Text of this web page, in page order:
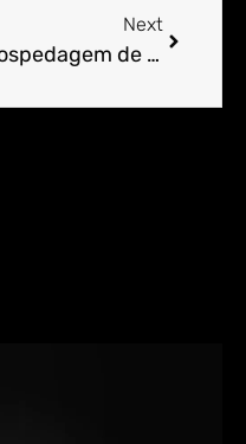
Next
Hospedagem de Sites para Engenheiro em Alto das Pedras